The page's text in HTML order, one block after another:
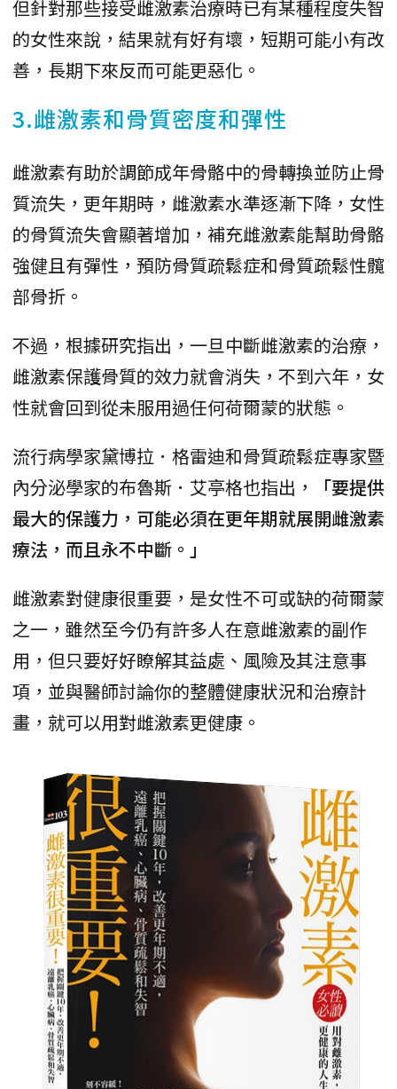
但針對那些接受雌激素治療時已有某種程度失智
的女性來說，結果就有好有壞，短期可能小有改
善，長期下來反而可能更惡化。
3.雌激素和骨質密度和彈性
雌激素有助於調節成年骨骼中的骨轉換並防止骨
質流失，更年期時，雌激素水準逐漸下降，女性
的骨質流失會顯著增加，補充雌激素能幫助骨骼
強健且有彈性，預防骨質疏鬆症和骨質疏鬆性髖
部骨折。
不過，根據研究指出，一旦中斷雌激素的治療，
雌激素保護骨質的效力就會消失，不到六年，女
性就會回到從未服用過任何荷爾蒙的狀態。
流行病學家黛博拉．格雷迪和骨質疏鬆症專家暨
內分泌學家的布魯斯．艾亭格也指出，
「要提供
最大的保護力，可能必須在更年期就展開雌激素
療法，而且永不中斷。」
雌激素對健康很重要，是女性不可或缺的荷爾蒙
之一，雖然至今仍有許多人在意雌激素的副作
用，但只要好好瞭解其益處、風險及其注意事
項，並與醫師討論你的整體健康狀況和治療計
畫，就可以用對雌激素更健康。